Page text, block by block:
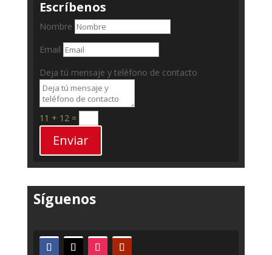
Escríbenos
Nombre
Email
Deja tú mensaje y teléfono de contacto
11 + 12=
Enviar
Síguenos